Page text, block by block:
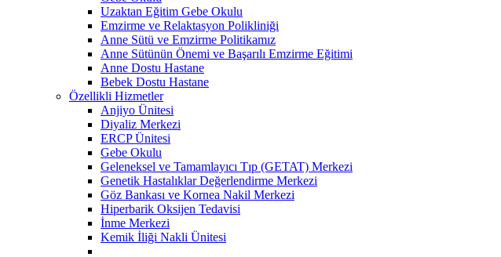
Uzaktan Eğitim Gebe Okulu
Emzirme ve Relaktasyon Polikliniği
Anne Sütü ve Emzirme Politikamız
Anne Sütünün Önemi ve Başarılı Emzirme Eğitimi
Anne Dostu Hastane
Bebek Dostu Hastane
Özellikli Hizmetler
Anjiyo Ünitesi
Diyaliz Merkezi
ERCP Ünitesi
Gebe Okulu
Geleneksel ve Tamamlayıcı Tıp (GETAT) Merkezi
Genetik Hastalıklar Değerlendirme Merkezi
Göz Bankası ve Kornea Nakil Merkezi
Hiperbarik Oksijen Tedavisi
İnme Merkezi
Kemik İliği Nakli Ünitesi